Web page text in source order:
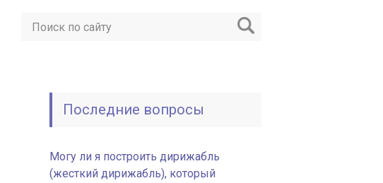
Последние вопросы
Могу ли я построить дирижабль
(жесткий дирижабль), который